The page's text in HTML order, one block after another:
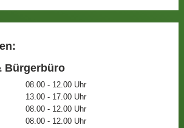
Bürgerbüro
08.00 - 12.00 Uhr
13.00 - 17.00 Uhr
08.00 - 12.00 Uhr
08.00 - 12.00 Uhr